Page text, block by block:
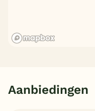
Aanbiedingen